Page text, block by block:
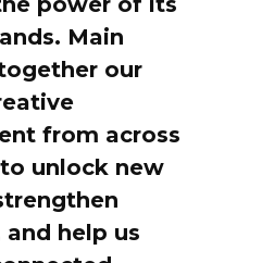
Main
our
from across
unlock new
help us